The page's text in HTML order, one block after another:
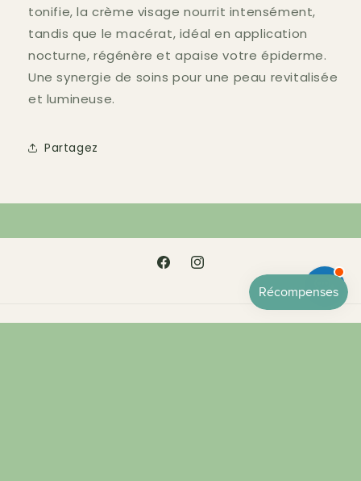
tonifie, la crème visage nourrit intensément,
tandis que le macérat, idéal en application
nocturne, régénère et apaise votre épiderme.
Une synergie de soins pour une peau revitalisée
et lumineuse.
Partagez
FacebookInstagram
Moyens